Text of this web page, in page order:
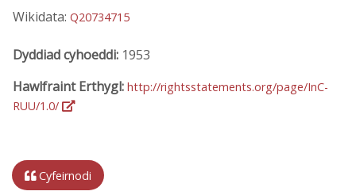
Wikidata: Q20734715
Dyddiad cyhoeddi: 1953
Hawlfraint Erthygl: http://rightsstatements.org/page/InC-
RUU/1.0/
Cyfeirnodi